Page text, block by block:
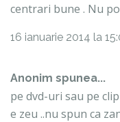
centrari bune . Nu
16 ianuarie 2014 la
Anonim spunea...
pe dvd-uri sau pe
e zeu ..nu spun ca